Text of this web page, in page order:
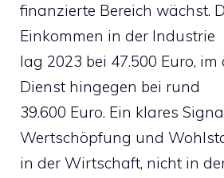
finanzierte Bereich wächst.
Einkommen in der Industrie
lag 2023 bei 47.500 Euro,
Dienst hingegen bei rund
39.600 Euro. Ein klares
Wertschöpfung und
in der Wirtschaft, nicht in